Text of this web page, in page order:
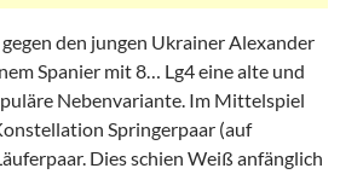
den jungen Ukrainer Alexander
Spanier mit 8… Lg4 eine alte und
Nebenvariante. Im Mittelspiel
Springerpaar (auf
Dies schien Weiß anfänglich